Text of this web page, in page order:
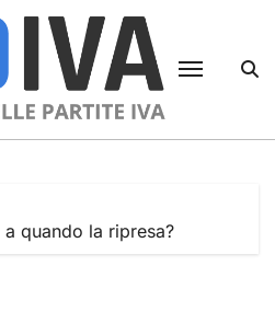
quando la ripresa?